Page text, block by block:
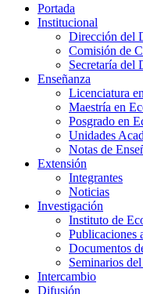
Portada
Institucional
Dirección del
Comisión de
Secretaría del
Enseñanza
Licenciatura
Maestría en
Posgrado en
Unidades
Notas de
Extensión
Integrantes
Noticias
Investigación
Instituto de
Publicaciones
Documentos
Seminarios
Intercambio
Difusión